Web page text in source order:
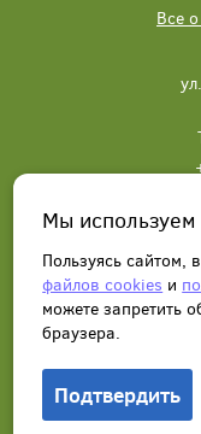
Все
Мы
Пользуясь сайтом,
файлов cookies и
можете запретить
браузера.
Подтвердить